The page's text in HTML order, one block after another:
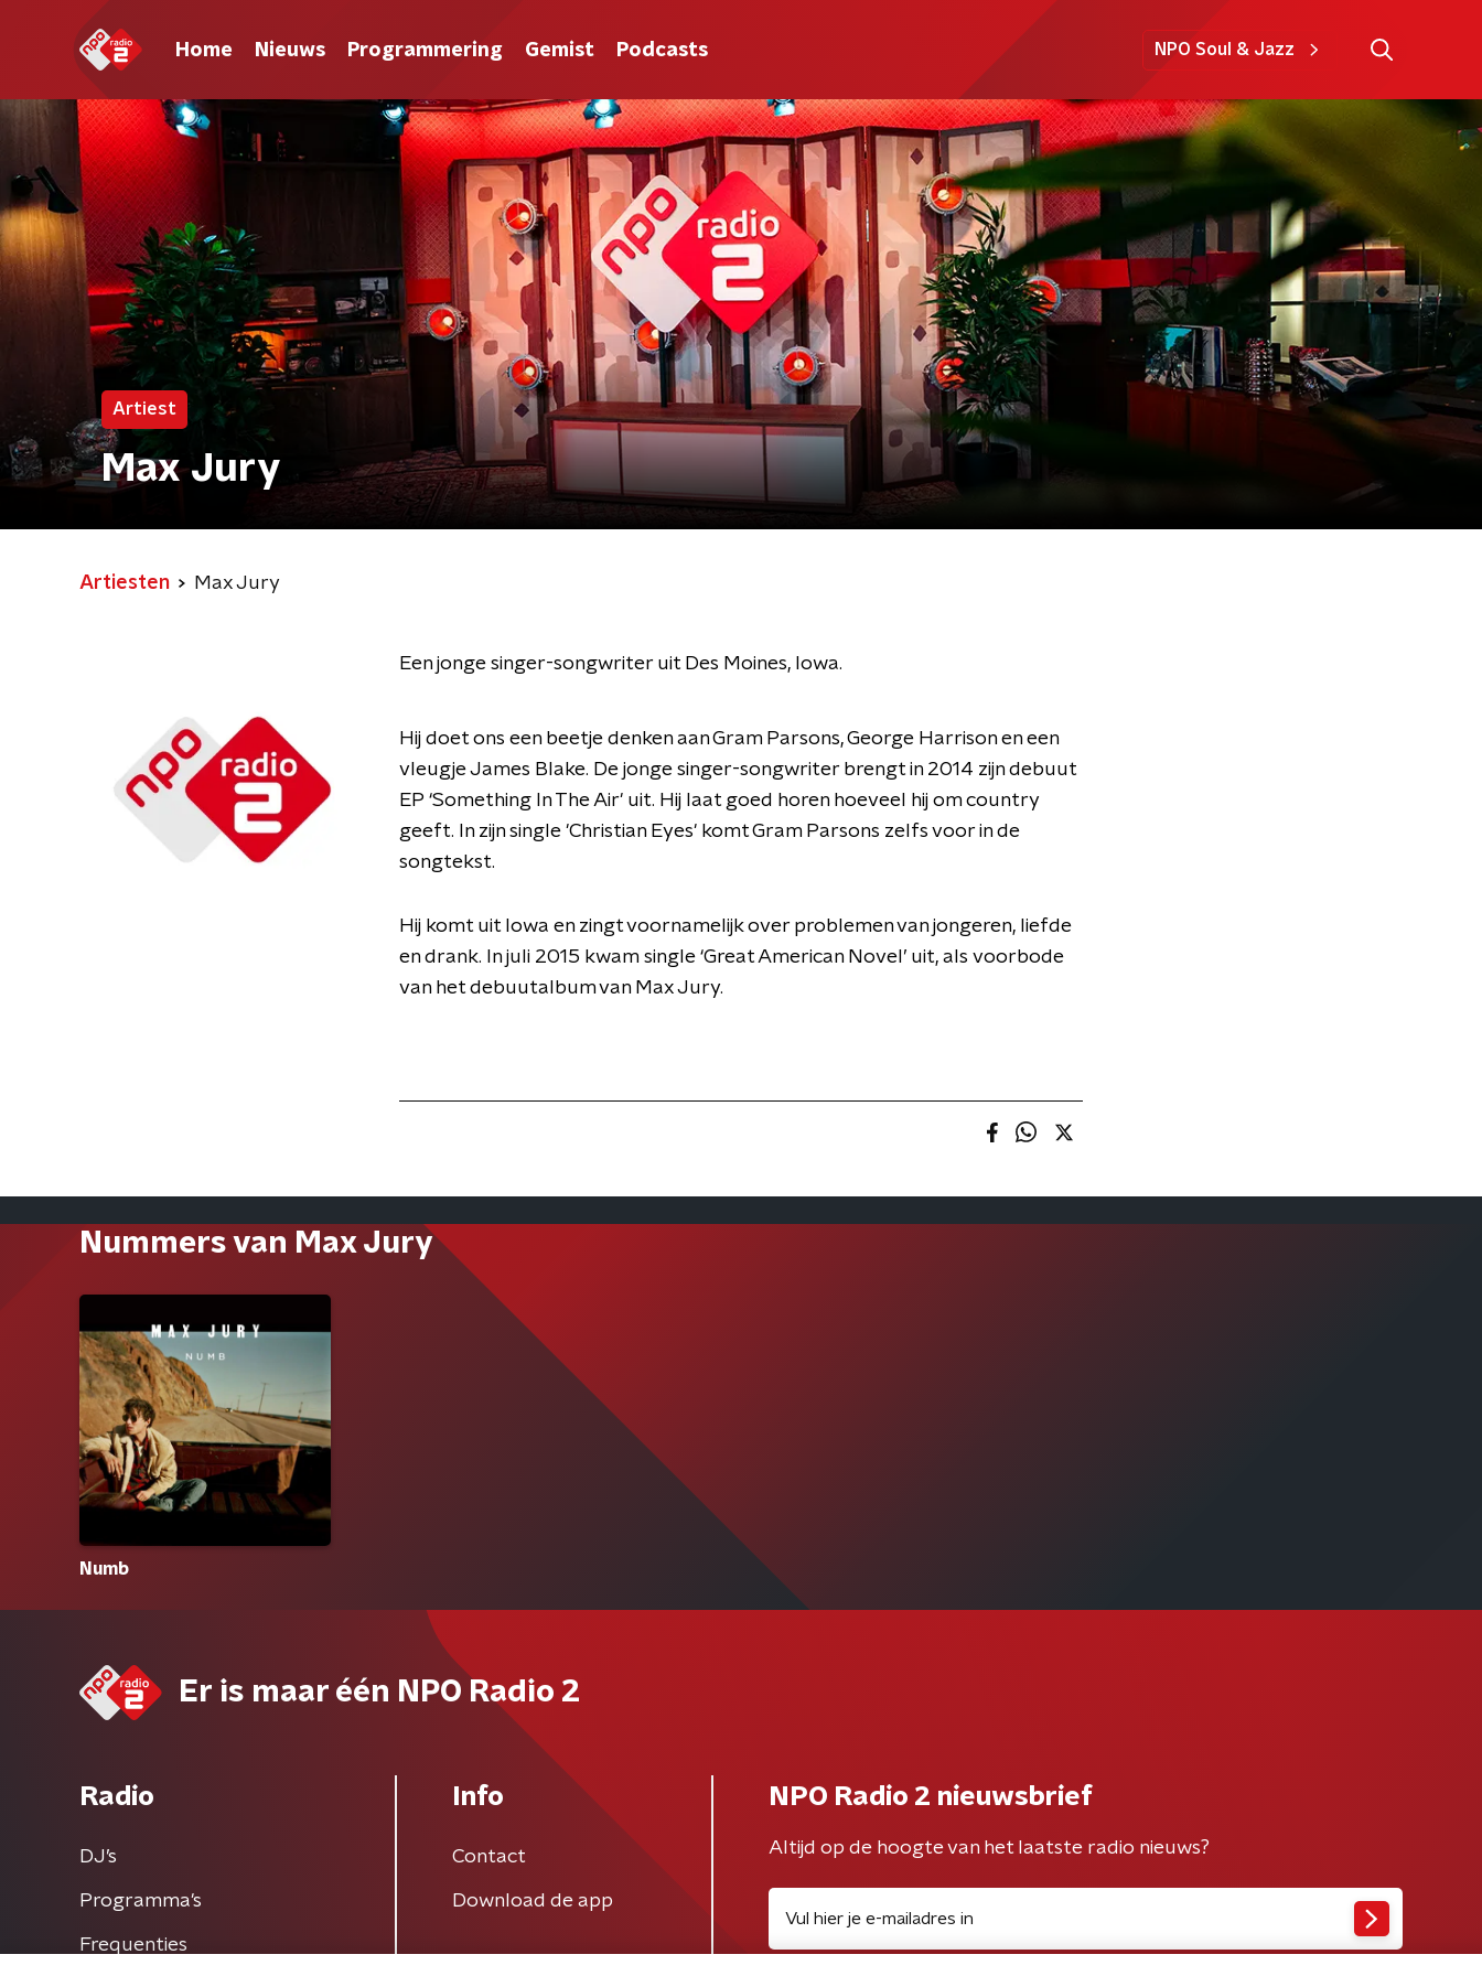
Home Nieuws Programmering Gemist Podcasts NPO Soul & Jazz
Artiest
Max Jury
Artiesten Max Jury
Een jonge singer-songwriter uit Des Moines, Iowa.
Hij doet ons een beetje denken aan Gram Parsons, George Harrison en een
vleugje James Blake. De jonge singer-songwriter brengt in 2014 zijn debuut
EP ‘Something In The Air' uit. Hij laat goed horen hoeveel hij om country
geeft. In zijn single 'Christian Eyes' komt Gram Parsons zelfs voor in de
songtekst.
Hij komt uit Iowa en zingt voornamelijk over problemen van jongeren, liefde
en drank. In juli 2015 kwam single ‘Great American Novel’ uit, als voorbode
van het debuutalbum van Max Jury.
Nummers van Max Jury
Numb
Er is maar één NPO Radio 2
Radio
DJ’s
Programma's
Frequenties
Info
Contact
Download de app
NPO Radio 2 nieuwsbrief
Altijd op de hoogte van het laatste radio nieuws?